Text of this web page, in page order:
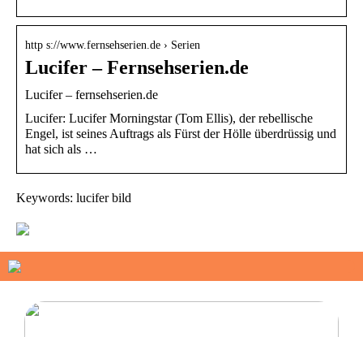
http s://www.fernsehserien.de › Serien
Lucifer – Fernsehserien.de
Lucifer – fernsehserien.de
Lucifer: Lucifer Morningstar (Tom Ellis), der rebellische
Engel, ist seines Auftrags als Fürst der Hölle überdrüssig und
hat sich als …
Keywords: lucifer bild